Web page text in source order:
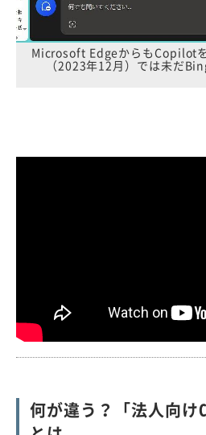
Microsoft EdgeからもCopilot
（2023年12月）では未だ
何が違う？「法人向